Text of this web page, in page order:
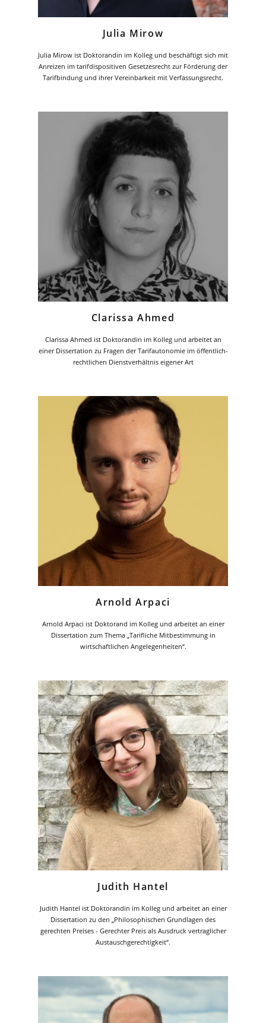
Julia Mirow
Julia Mirow ist Doktorandin im Kolleg und beschäftigt sich mit
Anreizen im tarifdispositiven Gesetzesrecht zur Förderung der
Tarifbindung und ihrer Vereinbarkeit mit Verfassungsrecht.
Clarissa Ahmed
Clarissa Ahmed ist Doktorandin im Kolleg und arbeitet an
einer Dissertation zu Fragen der Tarifautonomie im öffentlich-
rechtlichen Dienstverhältnis eigener Art
Arnold Arpaci
Arnold Arpaci ist Doktorand im Kolleg und arbeitet an einer
Dissertation zum Thema „Tarifliche Mitbestimmung in
wirtschaftlichen Angelegenheiten“.
Judith Hantel
Judith Hantel ist Doktorandin im Kolleg und arbeitet an einer
Dissertation zu den „Philosophischen Grundlagen des
gerechten Preises - Gerechter Preis als Ausdruck vertraglicher
Austauschgerechtigkeit“.